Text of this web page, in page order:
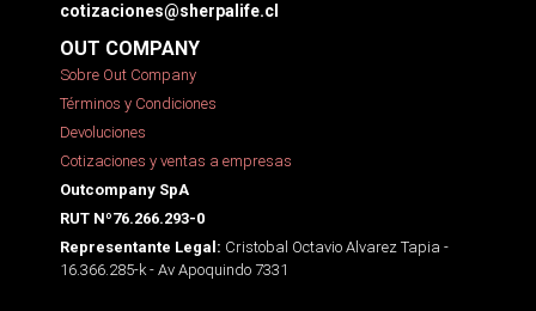
cotizaciones@sherpalife.cl
OUT COMPANY
Sobre Out Company
Términos y Condiciones
Devoluciones
Cotizaciones y ventas a empresas
Outcompany SpA
RUT Nº76.266.293-0
Representante Legal: Cristobal Octavio Alvarez Tapia -
16.366.285-k - Av Apoquindo 7331